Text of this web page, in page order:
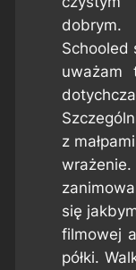
dobrym.
Schooled
uważam
z
się
filmowej
półki.